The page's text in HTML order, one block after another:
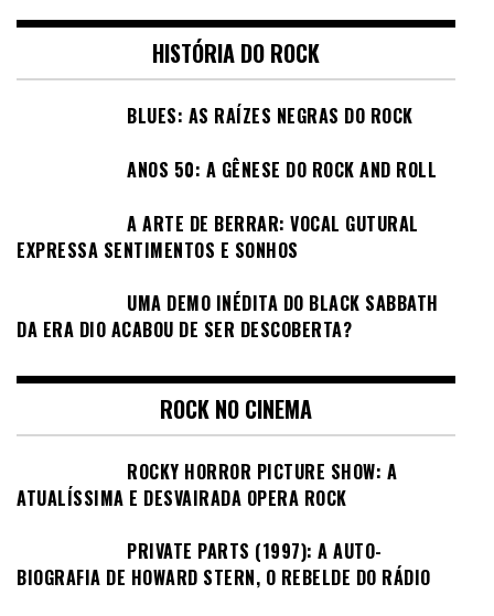
HISTÓRIA DO ROCK
BLUES: AS RAÍZES NEGRAS DO ROCK
ANOS 50: A GÊNESE DO ROCK AND ROLL
A ARTE DE BERRAR: VOCAL GUTURAL
EXPRESSA SENTIMENTOS E SONHOS
UMA DEMO INÉDITA DO BLACK SABBATH
DA ERA DIO ACABOU DE SER DESCOBERTA?
ROCK NO CINEMA
ROCKY HORROR PICTURE SHOW: A
ATUALÍSSIMA E DESVAIRADA OPERA ROCK
PRIVATE PARTS (1997): A AUTO-
BIOGRAFIA DE HOWARD STERN, O REBELDE DO RÁDIO